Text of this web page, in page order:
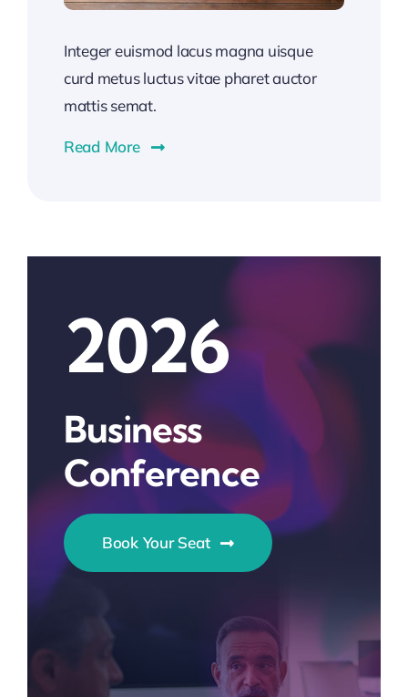
Integer euismod lacus magna uisque
curd metus luctus vitae pharet auctor
mattis semat.
Read More
2026
Business
Conference
Book Your Seat